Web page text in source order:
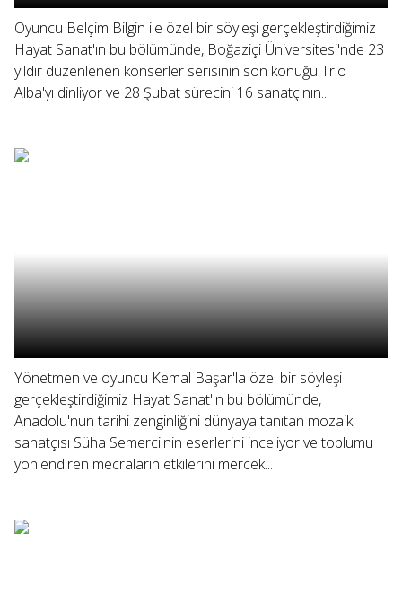
Oyuncu Belçim Bilgin ile özel bir söyleşi gerçekleştirdiğimiz
Hayat Sanat'ın bu bölümünde, Boğaziçi Üniversitesi'nde 23
yıldır düzenlenen konserler serisinin son konuğu Trio
Alba'yı dinliyor ve 28 Şubat sürecini 16 sanatçının...
Yönetmen ve oyuncu Kemal Başar'la özel bir söyleşi
gerçekleştirdiğimiz Hayat Sanat'ın bu bölümünde,
Anadolu'nun tarihi zenginliğini dünyaya tanıtan mozaik
sanatçısı Süha Semerci'nin eserlerini inceliyor ve toplumu
yönlendiren mecraların etkilerini mercek...